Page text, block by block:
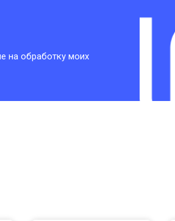
на обработку моих